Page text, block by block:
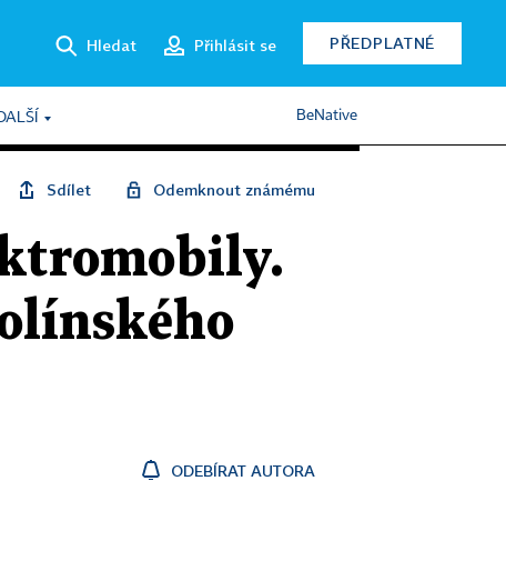
Hledat Přihlásit se PŘEDPLATNÉ
BeNative
Sdílet Odemknout známému
ODEBÍRAT AUTORA